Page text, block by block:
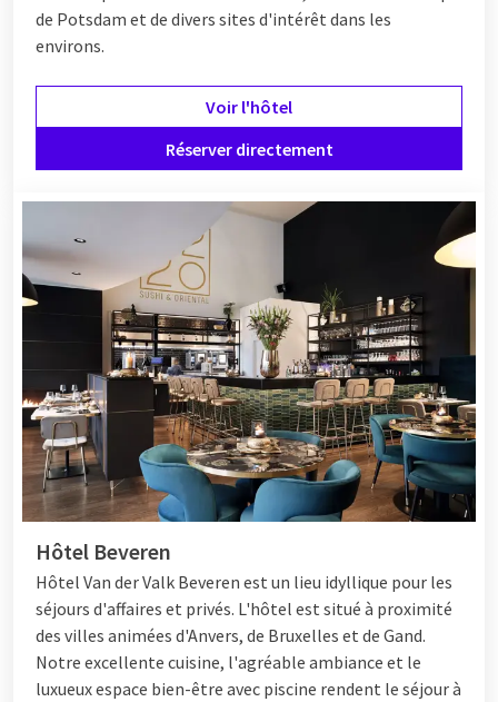
de Potsdam et de divers sites d'intérêt dans les
environs.
Voir l'hôtel
Réserver directement
Hôtel Beveren
Hôtel Van der Valk Beveren est un lieu idyllique pour les
séjours d'affaires et privés. L'hôtel est situé à proximité
des villes animées d'Anvers, de Bruxelles et de Gand.
Notre excellente cuisine, l'agréable ambiance et le
luxueux espace bien-être avec piscine rendent le séjour à